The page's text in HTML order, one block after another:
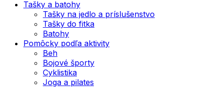
Tašky a batohy
Tašky na jedlo a príslušenstvo
Tašky do fitka
Batohy
Pomôcky podľa aktivity
Beh
Bojové športy
Cyklistika
Joga a pilates